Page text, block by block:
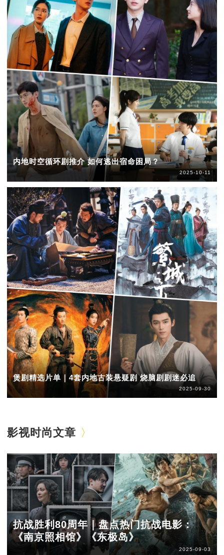
内地时空循环剧推介 如何逃出宿命困局？
2025-10-11
煲剧精选片单｜4套内地古装悬疑剧 烧脑剧剧迷必追
2025-09-30
影视时尚文章
抗战胜利80周年｜盘点热门抗战电影：
《南京照相馆》《东极岛》
2025-09-03